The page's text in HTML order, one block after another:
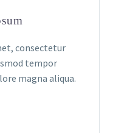
consectetur
tempor
magna aliqua.